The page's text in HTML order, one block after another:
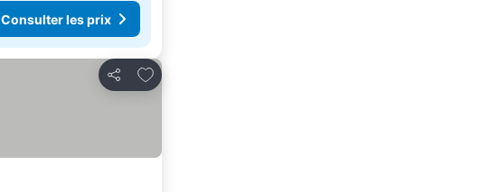
Consulter les prix
Partager
Ajouter à mes favoris